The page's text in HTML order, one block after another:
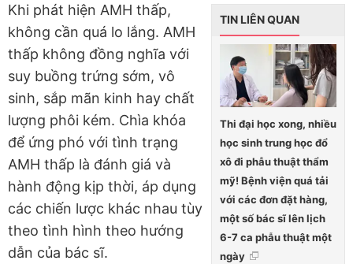
TIN LIÊN QUAN
Thi đại học xong, nhiều
học sinh trung học đổ
xô đi phẫu thuật thẩm
mỹ! Bệnh viện quá tải
với các đơn đặt hàng,
một số bác sĩ lên lịch
6-7 ca phẫu thuật một
ngày
Khi phát hiện AMH thấp,
không cần quá lo lắng. AMH
thấp không đồng nghĩa với
suy buồng trứng sớm, vô
sinh, sắp mãn kinh hay chất
lượng phôi kém. Chìa khóa
để ứng phó với tình trạng
AMH thấp là đánh giá và
hành động kịp thời, áp dụng
các chiến lược khác nhau tùy
theo tình hình theo hướng
dẫn của bác sĩ.